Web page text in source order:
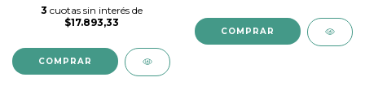
3 cuotas sin interés de
$17.893,33
COMPRAR
COMPRAR